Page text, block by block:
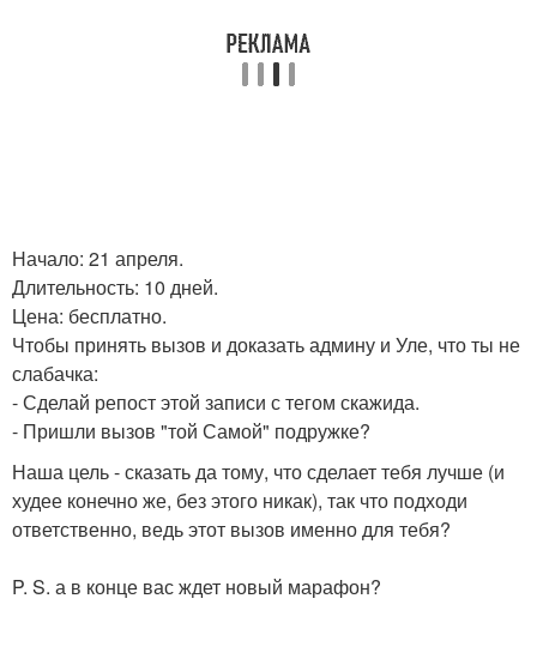
Начало: 21 апреля.
Длительность: 10 дней.
Цена: бесплатно.
Чтобы принять вызов и доказать админу и Уле, что ты не
слабачка:
- Сделай репост этой записи с тегом скажида.
- Пришли вызов "той Самой" подружке?
Наша цель - сказать да тому, что сделает тебя лучше (и
худее конечно же, без этого никак), так что подходи
ответственно, ведь этот вызов именно для тебя?
P. S. а в конце вас ждет новый марафон?